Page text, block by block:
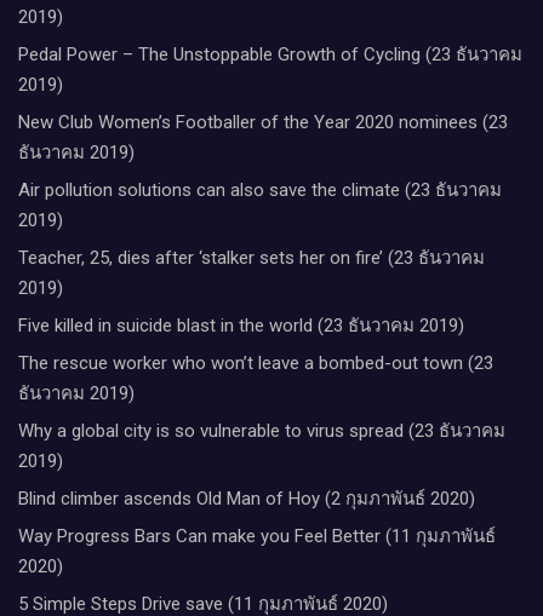
2019)
Pedal Power – The Unstoppable Growth of Cycling (23 ธันวาคม
2019)
New Club Women’s Footballer of the Year 2020 nominees (23
ธันวาคม 2019)
Air pollution solutions can also save the climate (23 ธันวาคม
2019)
Teacher, 25, dies after ‘stalker sets her on fire’ (23 ธันวาคม
2019)
Five killed in suicide blast in the world (23 ธันวาคม 2019)
The rescue worker who won’t leave a bombed-out town (23
ธันวาคม 2019)
Why a global city is so vulnerable to virus spread (23 ธันวาคม
2019)
Blind climber ascends Old Man of Hoy (2 กุมภาพันธ์ 2020)
Way Progress Bars Can make you Feel Better (11 กุมภาพันธ์
2020)
5 Simple Steps Drive save (11 กุมภาพันธ์ 2020)